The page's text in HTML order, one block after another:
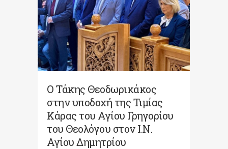
Ο Τάκης Θεοδωρικάκος
στην υποδοχή της Τιμίας
Κάρας του Αγίου Γρηγορίου
του Θεολόγου στον Ι.Ν.
Αγίου Δημητρίου